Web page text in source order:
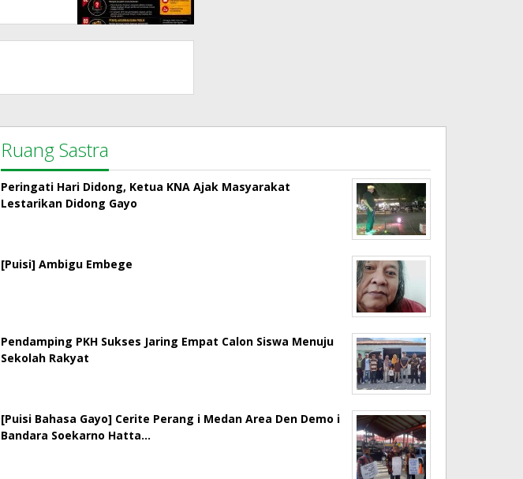
Ruang Sastra
Peringati Hari Didong, Ketua KNA Ajak Masyarakat
Lestarikan Didong Gayo
[Puisi] Ambigu Embege
Pendamping PKH Sukses Jaring Empat Calon Siswa Menuju
Sekolah Rakyat
[Puisi Bahasa Gayo] Cerite Perang i Medan Area Den Demo i
Bandara Soekarno Hatta…